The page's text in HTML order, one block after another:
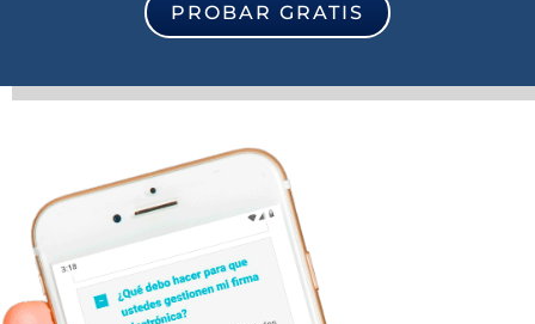
PROBAR GRATIS